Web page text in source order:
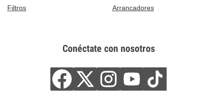
Filtros
Arrancadores
Conéctate con nosotros